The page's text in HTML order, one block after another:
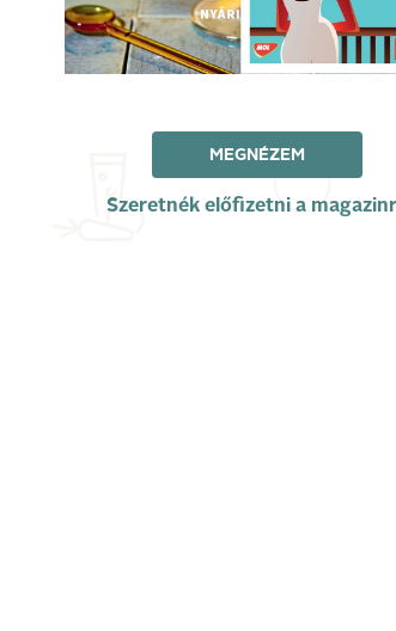
MEGNÉZEM
Szeretnék előfizetni a